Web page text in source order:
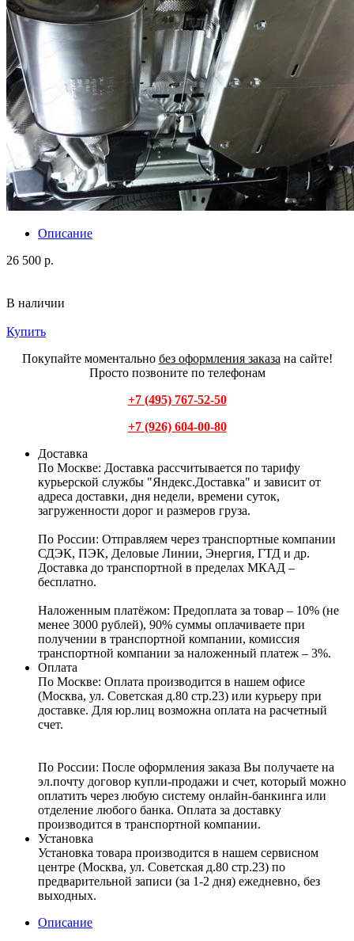
Описание
26 500 р.
В наличии
Купить
Покупайте моментально без оформления заказа на сайте!
Просто позвоните по телефонам
+7 (495) 767-52-50
+7 (926) 604-00-80
Доставка
По Москве: Доставка рассчитывается по тарифу
курьерской службы "Яндекс.Доставка" и зависит от
адреса доставки, дня недели, времени суток,
загруженности дорог и размеров груза.
По России: Отправляем через транспортные компании
СДЭК, ПЭК, Деловые Линии, Энергия, ГТД и др.
Доставка до транспортной в пределах МКАД –
бесплатно.
Наложенным платёжом: Предоплата за товар – 10% (не
менее 3000 рублей), 90% суммы оплачиваете при
получении в транспортной компании, комиссия
транспортной компании за наложенный платеж – 3%.
Оплата
По Москве: Оплата производится в нашем офисе
(Москва, ул. Советская д.80 стр.23) или курьеру при
доставке. Для юр.лиц возможна оплата на расчетный
счет.
По России: После оформления заказа Вы получаете на
эл.почту договор купли-продажи и счет, который можно
оплатить через любую систему онлайн-банкинга или
отделение любого банка. Оплата за доставку
производится в транспортной компании.
Установка
Установка товара производится в нашем сервисном
центре (Москва, ул. Советская д.80 стр.23) по
предварительной записи (за 1-2 дня) ежедневно, без
выходных.
Описание